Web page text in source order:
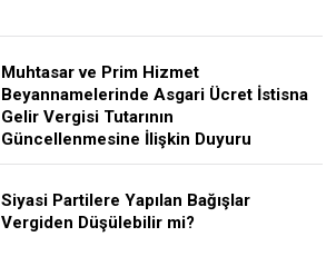
Muhtasar ve Prim Hizmet
Beyannamelerinde Asgari Ücret İstisna
Gelir Vergisi Tutarının
Güncellenmesine İlişkin Duyuru
Siyasi Partilere Yapılan Bağışlar
Vergiden Düşülebilir mi?